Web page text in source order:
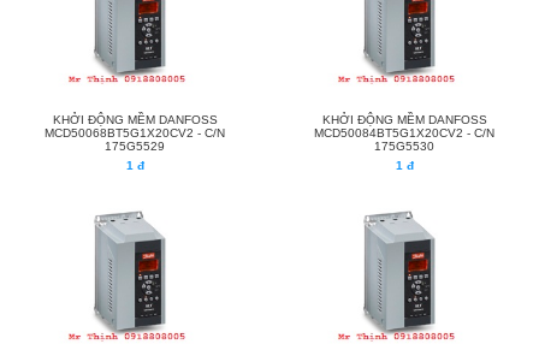
KHỞI ĐỘNG MỀM DANFOSS
MCD50068BT5G1X20CV2 - C/N
175G5529
1 đ
KHỞI ĐỘNG MỀM DANFOSS
MCD50084BT5G1X20CV2 - C/N
175G5530
1 đ